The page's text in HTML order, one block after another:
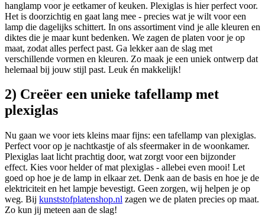
hanglamp voor je eetkamer of keuken. Plexiglas is hier perfect voor.
Het is doorzichtig en gaat lang mee - precies wat je wilt voor een
lamp die dagelijks schittert. In ons assortiment vind je alle kleuren en
diktes die je maar kunt bedenken. We zagen de platen voor je op
maat, zodat alles perfect past. Ga lekker aan de slag met
verschillende vormen en kleuren. Zo maak je een uniek ontwerp dat
helemaal bij jouw stijl past. Leuk én makkelijk!
2) Creëer een unieke tafellamp met
plexiglas
Nu gaan we voor iets kleins maar fijns: een tafellamp van plexiglas.
Perfect voor op je nachtkastje of als sfeermaker in de woonkamer.
Plexiglas laat licht prachtig door, wat zorgt voor een bijzonder
effect. Kies voor helder of mat plexiglas - allebei even mooi! Let
goed op hoe je de lamp in elkaar zet. Denk aan de basis en hoe je de
elektriciteit en het lampje bevestigt. Geen zorgen, wij helpen je op
weg. Bij kunststofplatenshop.nl zagen we de platen precies op maat.
Zo kun jij meteen aan de slag!